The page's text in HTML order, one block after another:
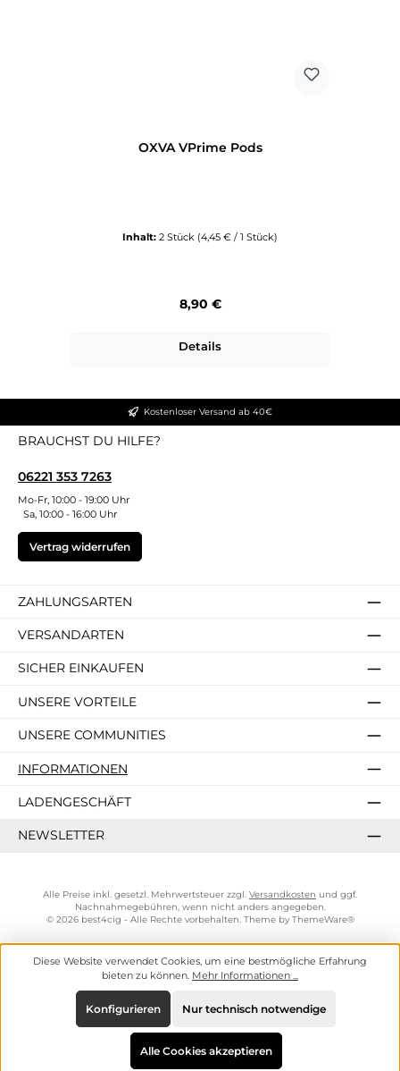
OXVA VPrime Pods
Inhalt: 2 Stück (4,45 € / 1 Stück)
Regulärer Preis:
8,90 €
Details
Kostenloser Versand ab 40€
BRAUCHST DU HILFE?
06221 353 7263
Mo-Fr, 10:00 - 19:00 Uhr
Sa, 10:00 - 16:00 Uhr
Vertrag widerrufen
ZAHLUNGSARTEN
VERSANDARTEN
SICHER EINKAUFEN
UNSERE VORTEILE
UNSERE COMMUNITIES
INFORMATIONEN
LADENGESCHÄFT
NEWSLETTER
Alle Preise inkl. gesetzl. Mehrwertsteuer zzgl. Versandkosten und ggf.
Nachnahmegebühren, wenn nicht anders angegeben.
© 2026 best4cig - Alle Rechte vorbehalten. Theme by ThemeWare®
Diese Website verwendet Cookies, um eine bestmögliche Erfahrung
bieten zu können. Mehr Informationen ...
Nur technisch notwendige
Konfigurieren
Alle Cookies akzeptieren